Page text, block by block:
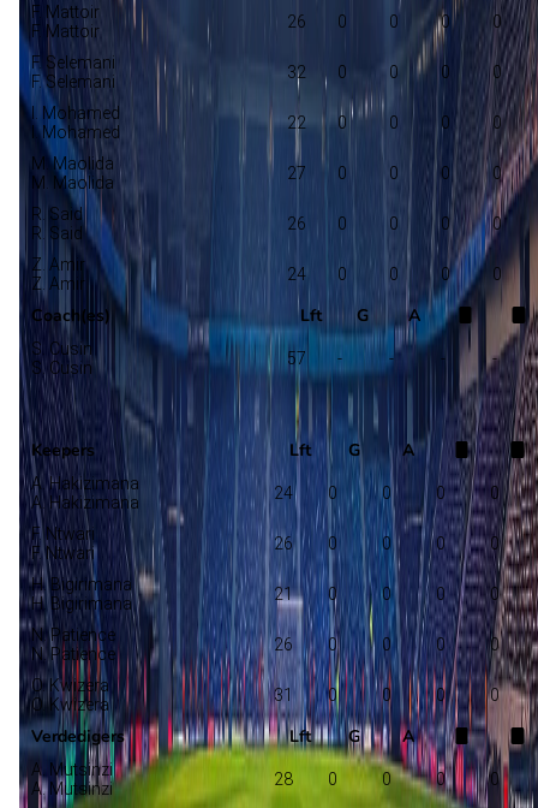
F. Mattoir
F. Mattoir
26 0 0 0 0
F. Selemani
F. Selemani
32 0 0 0 0
I. Mohamed
I. Mohamed
22 0 0 0 0
M. Maolida
M. Maolida
27 0 0 0 0
R. Said
R. Said
26 0 0 0 0
Z. Amir
Z. Amir
24 0 0 0 0
Coach(es) Lft G A
S. Cusin
S. Cusin
57 - - - -
Rwanda
Selectie
Keepers Lft G A
A. Hakizimana
A. Hakizimana
24 0 0 0 0
F. Ntwari
F. Ntwari
26 0 0 0 0
H. Bigirimana
H. Bigirimana
21 0 0 0 0
N. Patience
N. Patience
26 0 0 0 0
O. Kwizera
O. Kwizera
31 0 0 0 0
Verdedigers Lft G A
A. Mutsinzi
A. Mutsinzi
28 0 0 0 0